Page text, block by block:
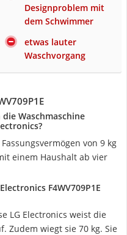
Designproblem mit
dem Schwimmer
etwas lauter
Waschvorgang
Waschmaschine
von 9 kg
einem Haushalt ab vier
F4WV709P1E
LG Electronics weist die
Zudem wiegt sie 70 kg. Sie